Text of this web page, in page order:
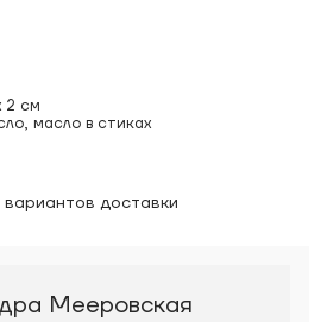
2 см
масло в стиках
доставки
Мееровская